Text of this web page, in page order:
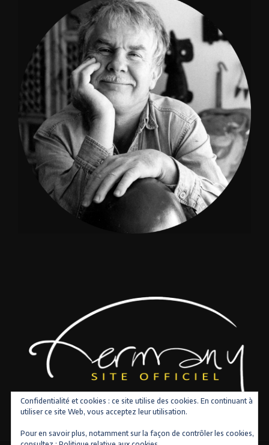
Confidentialité et cookies : ce site utilise des cookies. En continuant à
utiliser ce site Web, vous acceptez leur utilisation.
Pour en savoir plus, notamment sur la façon de contrôler les cookies,